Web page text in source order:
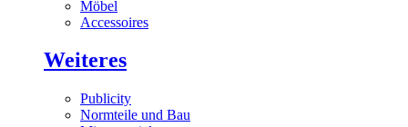
Möbel
Accessoires
Weiteres
Publicity
Normteile und Bau